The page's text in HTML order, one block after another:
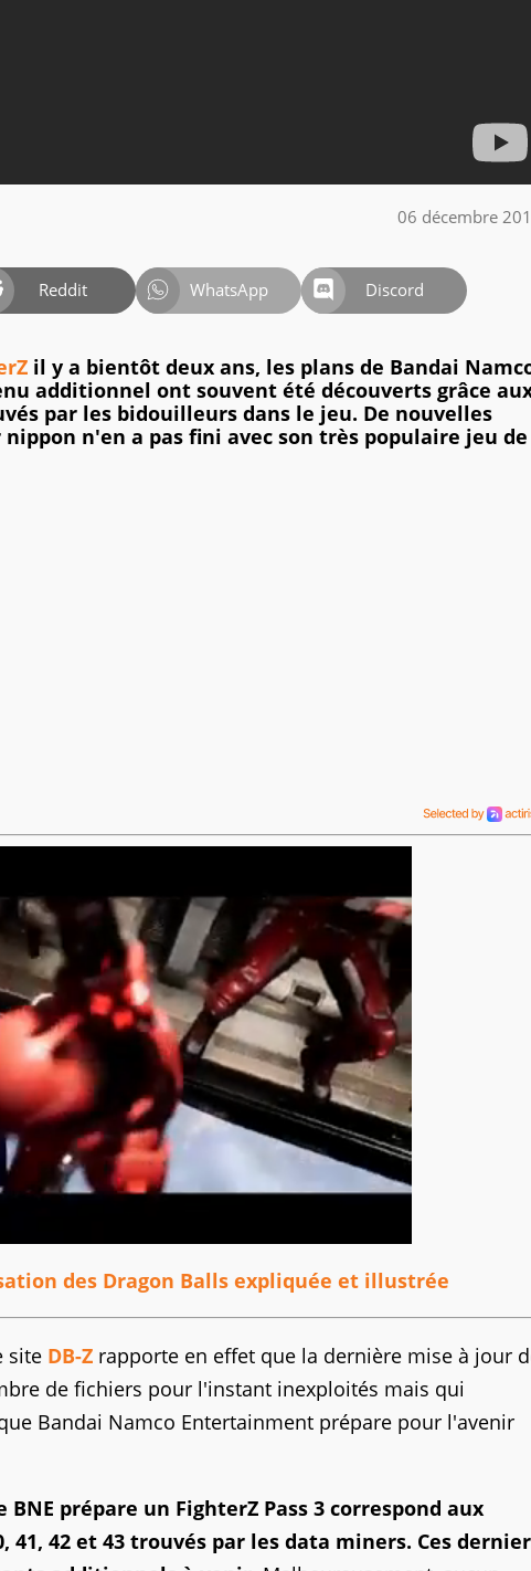
06 décembre
Reddit WhatsApp Discord
il y a bientôt deux ans, les plans de Bandai
additionnel ont souvent été découverts grâce
par les bidouilleurs dans le jeu. De nouvelles
n'en a pas fini avec son très populaire jeu de
des Dragon Balls expliquée et illustrée
site DB-Z rapporte en effet que la dernière mise à jour
de fichiers pour l'instant inexploités mais qui
Bandai Namco Entertainment prépare pour l'avenir
prépare un FighterZ Pass 3 correspond aux
42 et 43 trouvés par les data miners. Ces